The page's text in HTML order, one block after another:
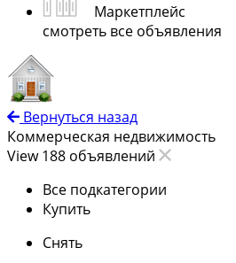
Маркетплейс
смотреть все объявления
Вернуться назад
Коммерческая недвижимость
View 188 объявлений
Все подкатегории
Купить
Снять